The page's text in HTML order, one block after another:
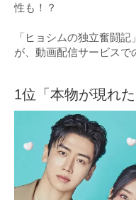
性も！？
「ヒョシムの独立奮闘
が、動画配信サービスで
1位「本物が現れた